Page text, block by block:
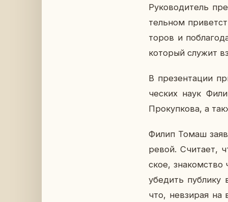
Ру­ко­во­ди­тель
тель­ном
то­ров и
ко­то­рый служит
В пре­зен­та­ции
че­ских наук
Про­куп­ко­ва, а
Филип Томаш
ре­вой. Счи­та­ет,
ское, зна­ком­ство
убе­дить пуб­ли­ку
что, невзи­рая